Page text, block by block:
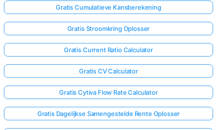
Gratis Cumulatieve Kansberekening
Gratis Stroomkring Oplosser
Gratis Current Ratio Calculator
Gratis CV Calculator
Gratis Cytiva Flow Rate Calculator
Gratis Dagelijkse Samengestelde Rente Oplosser